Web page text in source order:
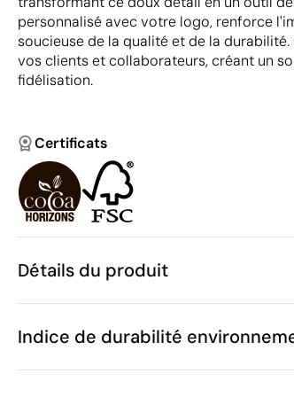
personnalisé avec votre logo, renforce
soucieuse de la qualité et de la
vos clients et collaborateurs, créant un
fidélisation.
Certificats
Détails du produit
Caractéristiques
Code du produit
Indice de durabilité